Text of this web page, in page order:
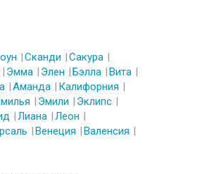
Сканди
Сакура
Эмма Элен Бэлла
Вита
Аманда
Калифорния
Эмили
Эклипс
Лиана
Леон
Венеция
Валенсия